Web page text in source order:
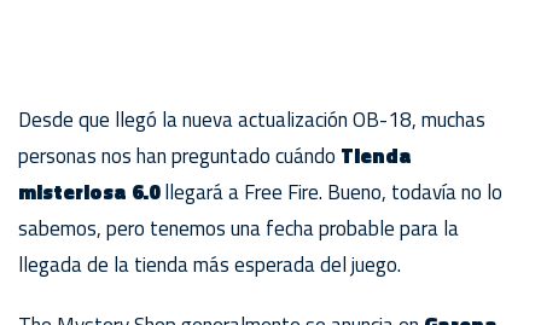
Desde que llegó la nueva actualización OB-18, muchas
personas nos han preguntado cuándo Tienda
misteriosa 6.0llegará a Free Fire. Bueno, todavía no lo
sabemos, pero tenemos una fecha probable para la
llegada de la tienda más esperada del juego.